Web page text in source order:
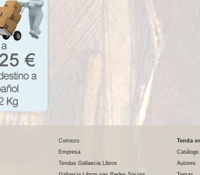
Comezo
Empresa
Tendas Gallaecia Libros
Tenda
Catálogo
Autores